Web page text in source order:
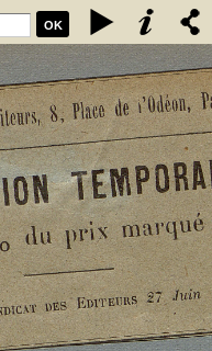
OK
générale / par
Auteur